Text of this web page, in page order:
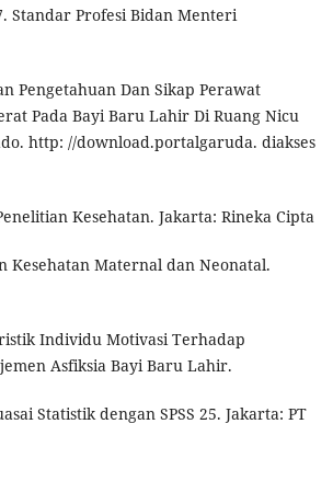
Standar Profesi Bidan Menteri
Pengetahuan Dan Sikap Perawat
Pada Bayi Baru Lahir Di Ruang Nicu
http: //download.portalgaruda. diakses
Kesehatan. Jakarta: Rineka Cipta
Kesehatan Maternal dan Neonatal.
Individu Motivasi Terhadap
Asfiksia Bayi Baru Lahir.
Statistik dengan SPSS 25. Jakarta: PT